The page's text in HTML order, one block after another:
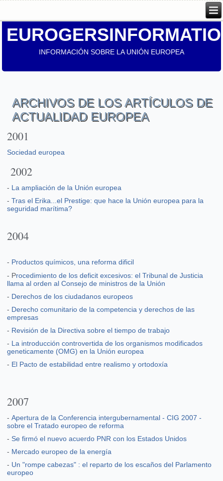
INFORMACIÓN SOBRE LA UNIÓN EUROPEA
ARCHIVOS DE LOS ARTÍCULOS DE
ACTUALIDAD EUROPEA
2001
Sociedad europea
2002
- La ampliación de la Unión europea
-Tras el Erika...el Prestige: que hace la Unión europea para la
seguridad marítima?
2004
- Productos químicos, una reforma dificil
- Procedimiento de los deficit excesivos: el Tribunal de Justicia
llama al orden al Consejo de ministros de la Unión
- Derechos de los ciudadanos europeos
- Derecho comunitario de la competencia y derechos de las
empresas
- Revisión de la Directiva sobre el tiempo de trabajo
- La introducción controvertida de los organismos modificados
geneticamente (OMG) en la Unión europea
- El Pacto de estabilidad entre realismo y ortodoxía
2007
- Apertura de la Conferencia intergubernamental - CIG 2007 -
sobre el Tratado europeo de reforma
-Se firmó el nuevo acuerdo PNR con los Estados Unidos
- Mercado europeo de la energía
- Un "rompe cabezas" : el reparto de los escaños del Parlamento
europeo